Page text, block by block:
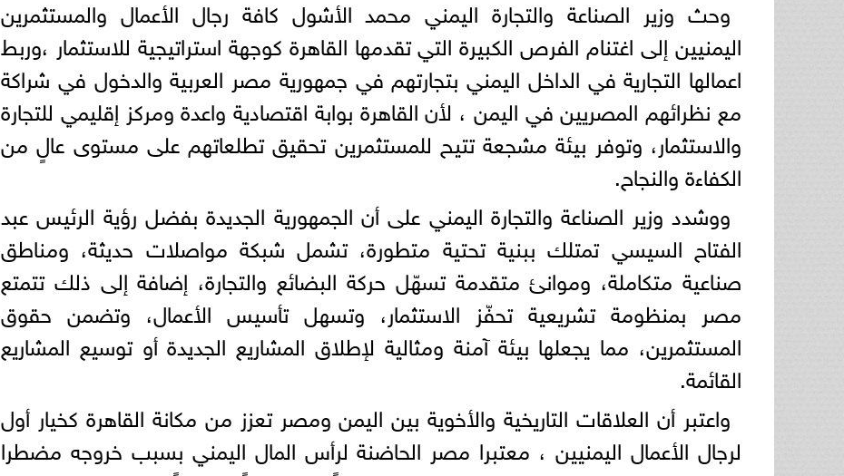
وحث وزير الصناعة والتجارة اليمني محمد الأشول كافة رجال الأعمال والمستثمرين
اليمنيين إلى اغتنام الفرص الكبيرة التي تقدمها القاهرة كوجهة استراتيجية للاستثمار ،وربط
اعمالها التجارية في الداخل اليمني بتجارتهم في جمهورية مصر العربية والدخول في شراكة
مع نظرائهم المصريين في اليمن ، لأن القاهرة بوابة اقتصادية واعدة ومركز إقليمي للتجارة
والاستثمار، وتوفر بيئة مشجعة تتيح للمستثمرين تحقيق تطلعاتهم على مستوى عالٍ من
الكفاءة والنجاح.
ووشدد وزير الصناعة والتجارة اليمني على أن الجمهورية الجديدة بفضل رؤية الرئيس عبد
الفتاح السيسي تمتلك ببنية تحتية متطورة، تشمل شبكة مواصلات حديثة، ومناطق
صناعية متكاملة، وموانئ متقدمة تسهّل حركة البضائع والتجارة، إضافة إلى ذلك تتمتع
مصر بمنظومة تشريعية تحفّز الاستثمار، وتسهل تأسيس الأعمال، وتضمن حقوق
المستثمرين، مما يجعلها بيئة آمنة ومثالية لإطلاق المشاريع الجديدة أو توسيع المشاريع
القائمة.
واعتبر أن العلاقات التاريخية والأخوية بين اليمن ومصر تعزز من مكانة القاهرة كخيار أول
لرجال الأعمال اليمنيين ، معتبرا مصر الحاضنة لرأس المال اليمني بسبب خروجه مضطرا